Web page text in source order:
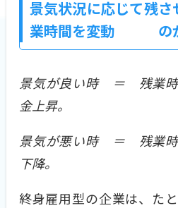
景気状況に応じて残
業時間を変動
さ
の
景気が良い時 ＝ 残業時
金上昇。
景気が悪い時 ＝ 残業時
下降。
終身雇用型の企業は、た